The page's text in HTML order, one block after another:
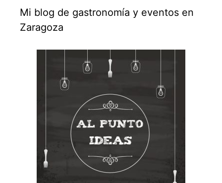
Mi blog de gastronomía y eventos en
Zaragoza